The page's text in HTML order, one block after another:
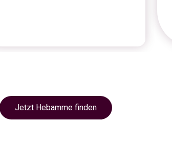
Jetzt Hebamme finden